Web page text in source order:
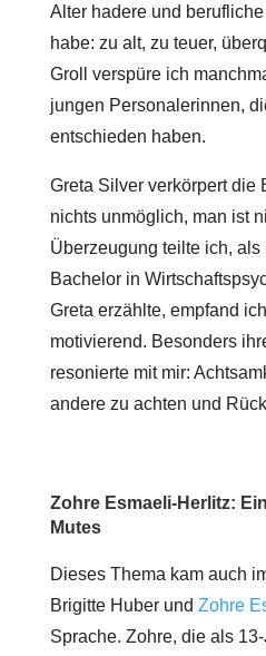
Alter hadere und
habe: zu alt, zu teuer,
Groll verspüre ich
jungen Personalerinnen,
entschieden haben.
Greta Silver verkörpert die
nichts unmöglich, man ist
Überzeugung teilte ich, als
Bachelor in
Greta erzählte, empfand
motivierend. Besonders
resonierte mit mir:
andere zu achten und
Zohre Esmaeli-Herlitz:
Mutes
Dieses Thema kam auch
Brigitte Huber und Zohre
Sprache. Zohre, die als